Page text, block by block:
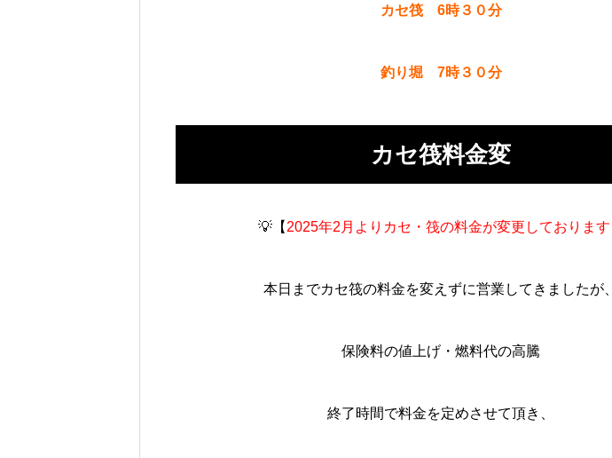
カセ筏 6時３０分
釣り堀 7時３０分
カセ筏料金変
💡【 2025年2月よりカセ・筏の料金が変更しております
本日までカセ筏の料金を変えずに営業してきましたが、
保険料の値上げ・燃料代の高騰
終了時間で料金を定めさせて頂き、